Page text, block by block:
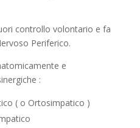
controllo volontario e fa
Periferico.
e
:
( o Ortosimpatico )